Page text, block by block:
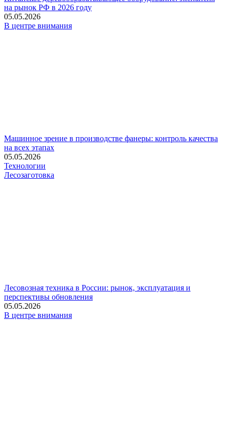
на рынок РФ в 2026 году
05.05.2026
В центре внимания
Машинное зрение в производстве фанеры: контроль качества
на всех этапах
05.05.2026
Технологии
Лесозаготовка
Лесовозная техника в России: рынок, эксплуатация и
перспективы обновления
05.05.2026
В центре внимания